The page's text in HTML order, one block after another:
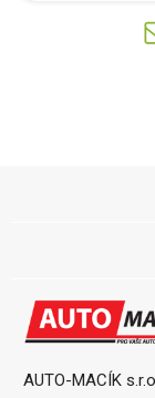
AUTO-MACÍK